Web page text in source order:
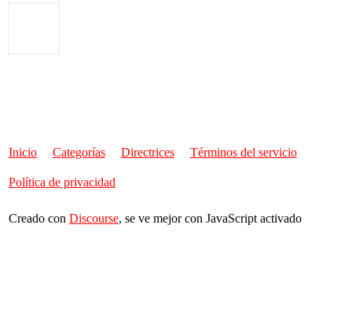
Inicio Categorías Directrices Términos del servicio
Política de privacidad
Creado con Discourse, se ve mejor con JavaScript activado